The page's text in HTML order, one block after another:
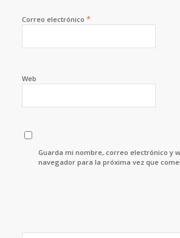
Correo electrónico *
Web
Guarda mi nombre, correo electrónico y
navegador para la próxima vez que